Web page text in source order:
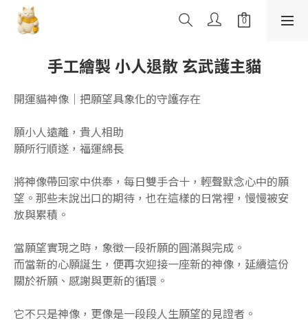
手工繪製 小人退散 玄武護主貓
開運貓神像｜把願望具象化的守護存在
願小人遠離，貴人相助
願所行順遂，福運綿長
將神像帶回家中供奉，每日雙手合十，輕聲默念心中的願
望。那些未說出口的期待，也在這樣的日常裡，慢慢被安
放與累積。
當願望實現之時，象徵一段祈願的圓滿與完成。
而當新的心願誕生，便再次迎接一座新的神像，延續這份
關於祈願、感謝與更新的循環。
它不只是神像，更像是一段段人生願望的見證者。